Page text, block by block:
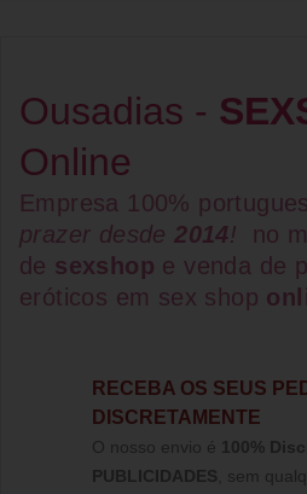
Ousadias -
Online
Empresa 100%
prazer desde2014!
no
de sexshop e venda de
eróticos em sex shop
RECEBA OS SEUS
DISCRETAMENTE
O nosso envio é 100%
PUBLICIDADES , sem